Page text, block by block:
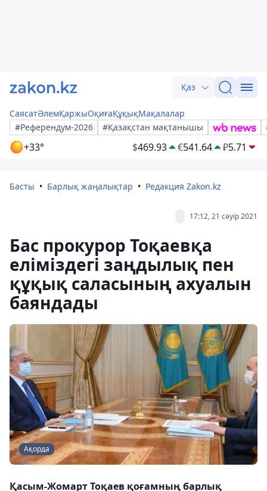
Қаз
СаясатӘлемҚаржыОқиғаҚұқықМақалалар
#Референдум-2026
#Қазақстан мақтанышы
+33° $469.93 €541.64 ₽5.71
Басты Барлық жаңалықтар Редакция Zakon.kz
17:12, 21 сәуір 2021
Бас прокурор Тоқаевқа
еліміздегі заңдылық пен
құқық саласының ахуалын
баяндады
Ақорда
Қасым-Жомарт Тоқаев қоғамның барлық